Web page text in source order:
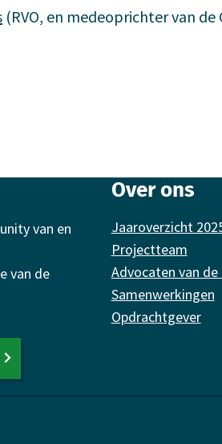
(RVO, en medeoprichter van
van en
van de
Over ons
Jaaroverzicht
Projectteam
Advocaten van de
Samenwerkingen
Opdrachtgever